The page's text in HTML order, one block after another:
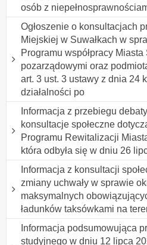
osób z
Ogłoszenie o konsultacjach
Miejskiej w Suwałkach w
Programu współpracy
pozarządowymi oraz
art. 3 ust. 3 ustawy z dnia 24
działalności po
Informacja z przebiegu
konsultacje społeczne
Programu Rewitalizacji
która odbyła się w dniu 26
Informacja z konsultacji
zmiany uchwały w sprawie
maksymalnych
ładunków taksówkami na
Informacja podsumowująca
studyjnego w dniu 12 lipca